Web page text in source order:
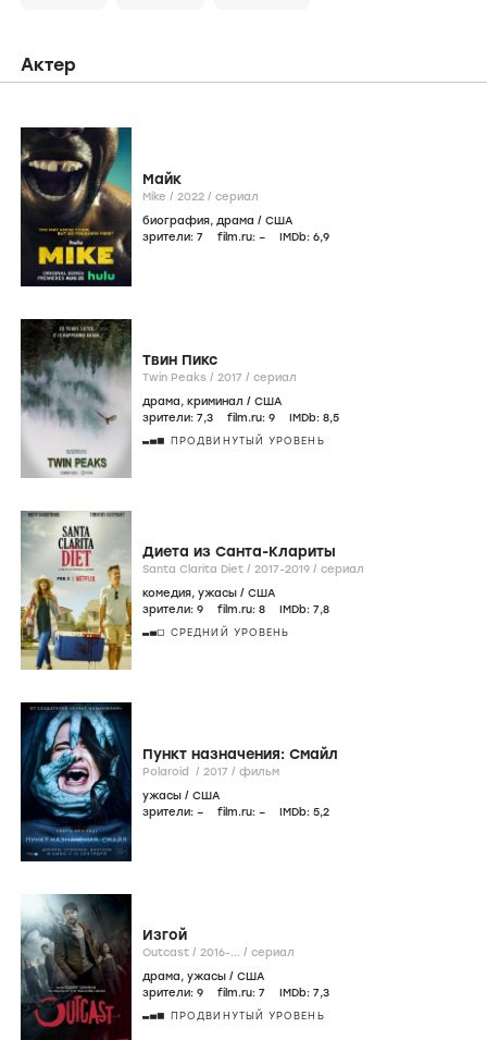
Актер
Майк
Mike / 2022 / сериал
биография, драма / США
зрители: 7 film.ru: – IMDb: 6,9
Твин Пикс
Twin Peaks / 2017 / сериал
драма, криминал / США
зрители: 7,3 film.ru: 9 IMDb: 8,5
ПРОДВИНУТЫЙ УРОВЕНЬ
Диета из Санта-Клариты
Santa Clarita Diet / 2017-2019 / сериал
комедия, ужасы / США
зрители: 9 film.ru: 8 IMDb: 7,8
СРЕДНИЙ УРОВЕНЬ
Пункт назначения: Смайл
Polaroid / 2017 / фильм
ужасы / США
зрители: – film.ru: – IMDb: 5,2
Изгой
Outcast / 2016-... / сериал
драма, ужасы / США
зрители: 9 film.ru: 7 IMDb: 7,3
ПРОДВИНУТЫЙ УРОВЕНЬ